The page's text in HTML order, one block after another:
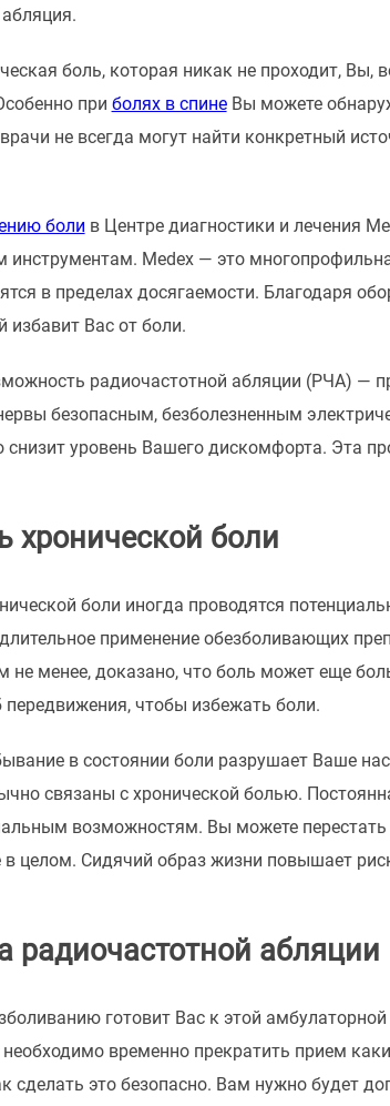
боль, которая никак не проходит,
при болях в спинеВы можете
не всегда могут найти конкретный
боли в Центре диагностики и лечения
инструментам. Medex — это
в пределах досягаемости. Благодаря
избавит Вас от боли.
радиочастотной абляции (РЧА) —
безопасным, безболезненным
снизит уровень Вашего дискомфорта. Эта
хронической боли
боли иногда проводятся
применение обезболивающих
не менее, доказано, что боль может еще
передвижения, чтобы избежать боли.
в состоянии боли разрушает Ваше
связаны с хронической болью.
возможностям. Вы можете
целом. Сидячий образ жизни повышает
радиочастотной абляции
готовит Вас к этой
временно прекратить прием
сделать это безопасно. Вам нужно будет